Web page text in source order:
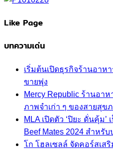
Like Page
บทความเด่น
เริ่มต้นเปิดธุรกิจร้านอาห
ขายพุ่ง
Mercy Republic ร้านอา
ภาพจำเก่า ๆ ของสายสุข
MLA เปิดตัว ‘ปิยะ ดั่นคุ้ม
Beef Mates 2024 สำหรับ
โก โฮลเซลล์ จัดคอร์สเ